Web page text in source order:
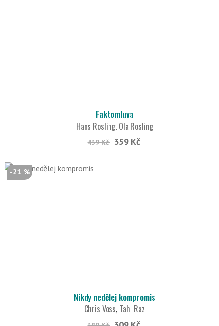
Faktomluva
Hans Rosling, Ola Rosling
439 Kč 359 Kč
-21 %
Nikdy nedělej kompromis
Chris Voss, Tahl Raz